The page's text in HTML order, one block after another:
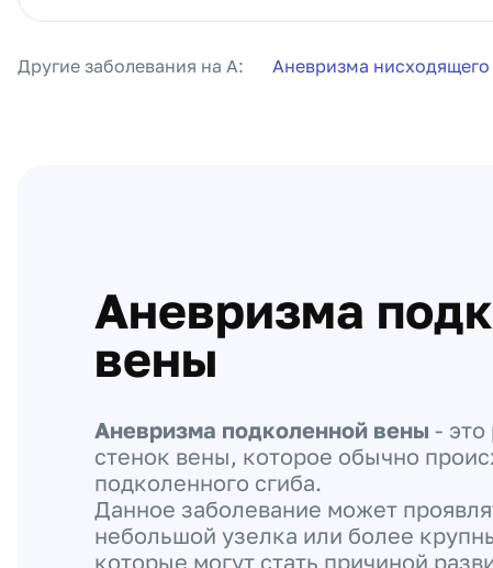
Другие заболевания на А: Аневризма
Аневризма
вены
Аневризма подколенной вены -
стенок вены, которое обычно
подколенного сгиба.
Данное заболевание может
небольшой узелка или более
которые могут стать причиной